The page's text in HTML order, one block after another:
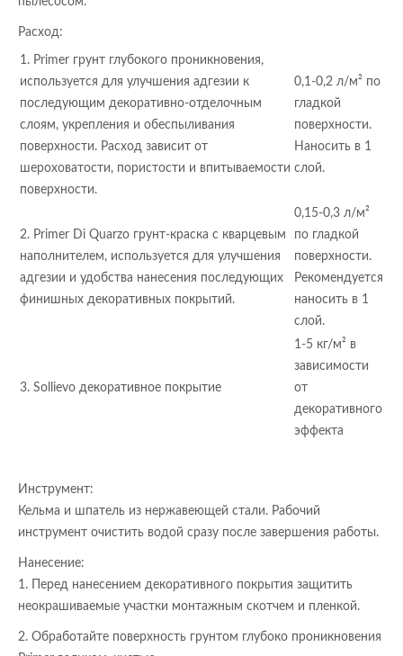
Расход:
1. Primer грунт глубокого проникновения,
используется для улучшения адгезии к
последующим декоративно-отделочным
слоям, укрепления и обеспыливания
поверхности. Расход зависит от
шероховатости, пористости и впитываемости
поверхности.
0,1-0,2 л/м² по
гладкой
поверхности.
Наносить в 1
слой.
2. Primer Di Quarzo грунт-краска с кварцевым
наполнителем, используется для улучшения
адгезии и удобства нанесения последующих
финишных декоративных покрытий.
0,15-0,3 л/м²
по гладкой
поверхности.
Рекомендуется
наносить в 1
слой.
3. Sollievo декоративное покрытие
1-5 кг/м² в
зависимости
от
декоративного
эффекта
Инструмент:
Кельма и шпатель из нержавеющей стали. Рабочий
инструмент очистить водой сразу после завершения работы.
Нанесение:
1. Перед нанесением декоративного покрытия защитить
неокрашиваемые участки монтажным скотчем и пленкой.
2. Обработайте поверхность грунтом глубоко проникновения